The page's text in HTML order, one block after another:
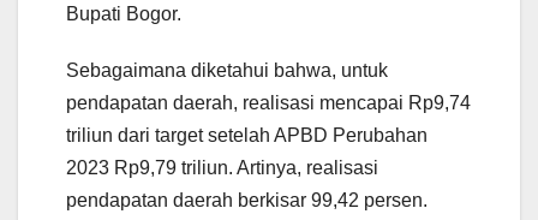
Bupati Bogor.
Sebagaimana diketahui bahwa, untuk
pendapatan daerah, realisasi mencapai Rp9,74
triliun dari target setelah APBD Perubahan
2023 Rp9,79 triliun. Artinya, realisasi
pendapatan daerah berkisar 99,42 persen.